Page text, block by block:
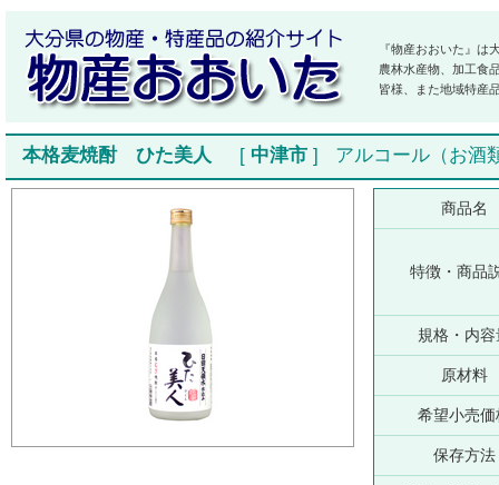
『物産おおいた』は
農林水産物、加工食
皆様、また地域特産
本格麦焼酎 ひた美人 [ 中津市 ] アルコール（お酒
商品名
特徴・商品
規格・内容
原材料
希望小売価
保存方法